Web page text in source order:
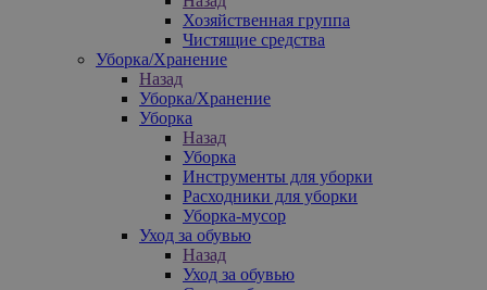
Хозяйственная группа
Чистящие средства
Уборка/Хранение
Назад
Уборка/Хранение
Уборка
Назад
Уборка
Инструменты для уборки
Расходники для уборки
Уборка-мусор
Уход за обувью
Назад
Уход за обувью